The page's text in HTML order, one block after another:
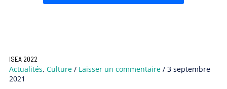
ISEA 2022
Actualités,Culture / Laisser un commentaire /3 septembre
2021